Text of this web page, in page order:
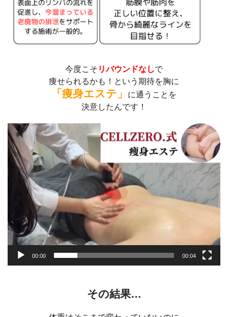
今度こそ リバウンドなしで
痩せられるかも！ という期待を胸に
「痩身エステ」
に通うことを
決意したんです！
動
画
プ
レ
00:00 00:04
その結果…